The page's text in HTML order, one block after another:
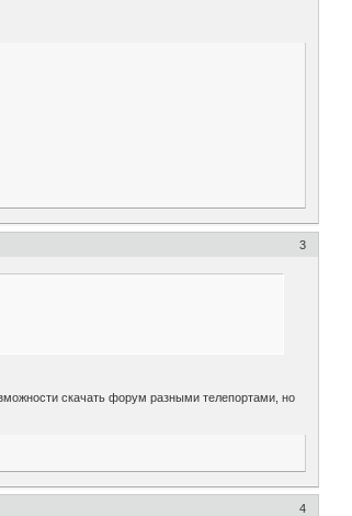
3
скачать форум разными телепортами, но
4